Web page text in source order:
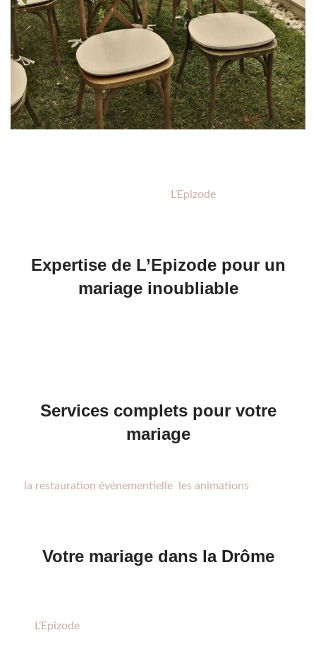
L’Epizode
Expertise de L’Epizode pour un
mariage inoubliable
Services complets pour votre
mariage
la restauration événementielle, les animations
Votre mariage dans la Drôme
L’Epizode